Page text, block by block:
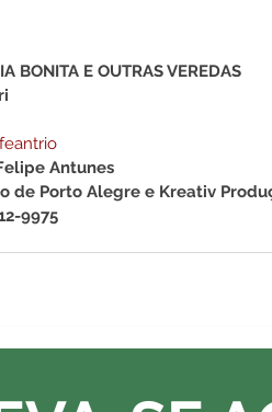
BONITA E OUTRAS VEREDAS
Antunes
de Porto Alegre e Kreativ
9975